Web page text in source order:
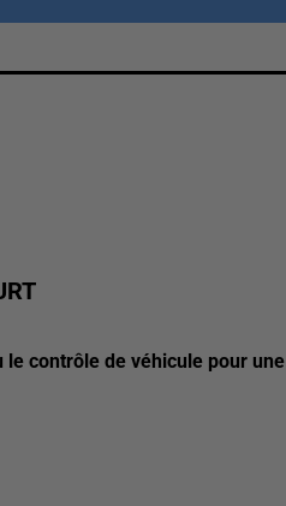
contrôle de véhicule pour une